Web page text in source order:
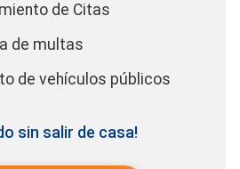
de Citas
de multas
de vehículos públicos
sin salir de casa!